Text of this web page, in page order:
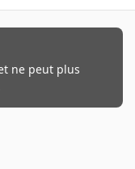
ne peut plus